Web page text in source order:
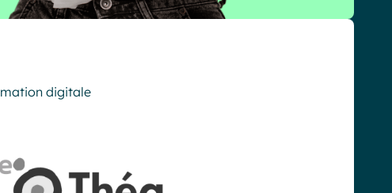
digitale